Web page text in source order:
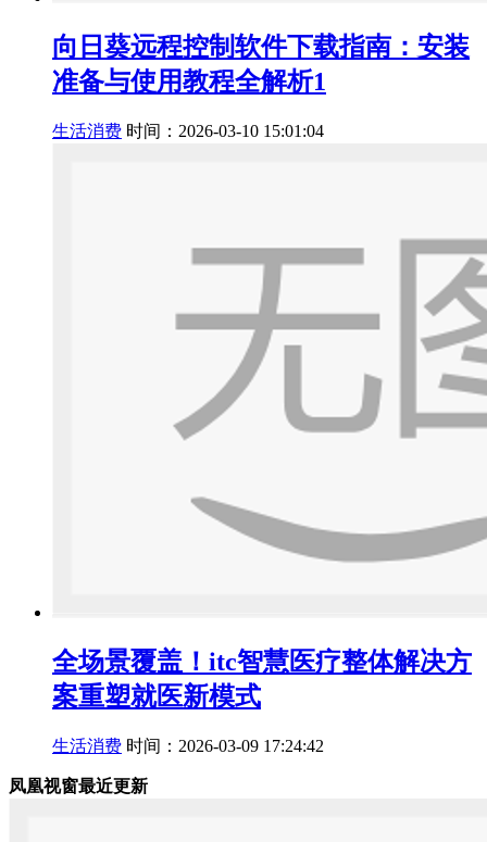
向日葵远程控制软件下载指南：安装
准备与使用教程全解析1
生活消费 时间：2026-03-10 15:01:04
全场景覆盖！itc智慧医疗整体解决方
案重塑就医新模式
生活消费 时间：2026-03-09 17:24:42
凤凰视窗最近更新